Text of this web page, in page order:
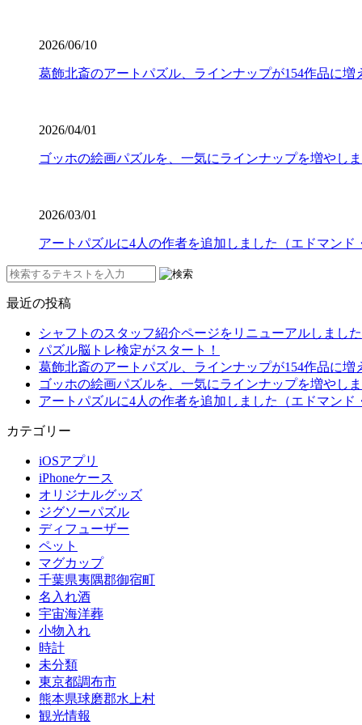
2026/06/10
葛飾北斎のアートパズル、ラインナップが154作品に増
2026/04/01
ゴッホの絵画パズルを、一気にラインナップを増やし
2026/03/01
アートパズルに4人の作者を追加しました（エドマンド
最近の投稿
シャフトのスタッフ紹介ページをリニューアルしました
パズル脳トレ検定がスタート！
葛飾北斎のアートパズル、ラインナップが154作品に増
ゴッホの絵画パズルを、一気にラインナップを増やし
アートパズルに4人の作者を追加しました（エドマンド
カテゴリー
iOSアプリ
iPhoneケース
オリジナルグッズ
ジグソーパズル
ディフューザー
ペット
マグカップ
千葉県夷隅郡御宿町
名入れ酒
宇宙海洋葬
小物入れ
時計
未分類
東京都調布市
熊本県球磨郡水上村
観光情報